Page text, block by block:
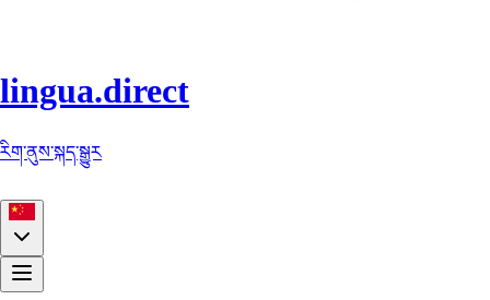
lingua.direct
རིག་ནུས་སྐད་སྒྱུར